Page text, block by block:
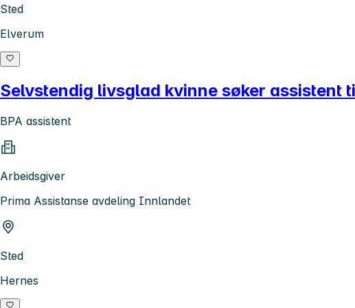
Sted
Elverum
Selvstendig livsglad kvinne søker assistent
BPA assistent
Arbeidsgiver
Prima Assistanse avdeling Innlandet
Sted
Hernes